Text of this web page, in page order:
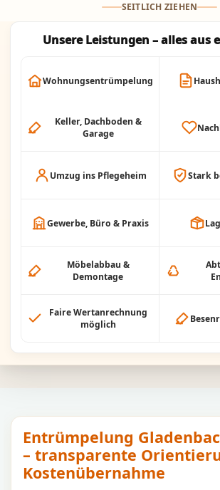
SEITLICH ZIEHEN
Unsere Leistungen – alles aus
Wohnungsentrümpelung
Keller, Dachboden &
Garage
Umzug ins Pflegeheim Stark
Gewerbe, Büro & Praxis
Möbelabbau &
Demontage
Faire Wertanrechnung
möglich
Entrümpelung
– transparente
Kostenübernahme